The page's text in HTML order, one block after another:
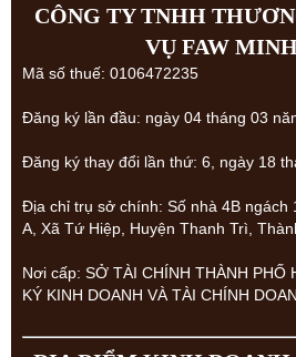
CÔNG TY TNHH
VỤ FAW
Mã số thuế: 0106472235
Đăng ký lần đầu: ngày 04 tháng 03
Đăng ký thay đổi lần thứ: 6, ngày 18
Địa chỉ trụ sở chính: Số nhà 4B ngách
A, Xã Tứ Hiệp, Huyện Thanh Trì,
Nơi cấp: SỞ TÀI CHÍNH THÀNH PHỐ
KÝ KINH DOANH VÀ TÀI CHÍNH